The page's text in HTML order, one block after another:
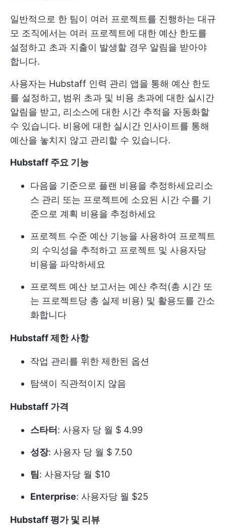
일반적으로 한 팀이 여러 프로젝트를 진행하는 대규
모 조직에서는 여러 프로젝트에 대한 예산 한도를
설정하고 초과 지출이 발생할 경우 알림을 받아야
합니다.
사용자는 Hubstaff 인력 관리 앱을 통해 예산 한도
를 설정하고, 범위 초과 및 비용 초과에 대한 실시간
알림을 받고, 리소스에 대한 시간 추적을 자동화할
수 있습니다. 비용에 대한 실시간 인사이트를 통해
예산을 놓치지 않고 관리할 수 있습니다.
Hubstaff 주요 기능
다음을 기준으로 플랜 비용을 추정하세요리소
스 관리 또는 프로젝트에 소요된 시간 수를 기
준으로 계획 비용을 추정하세요
프로젝트 수준 예산 기능을 사용하여 프로젝트
의 수익성을 추적하고 프로젝트 및 사용자당
비용을 파악하세요
프로젝트 예산 보고서는 예산 추적(총 시간 또
는 프로젝트당 총 실제 비용) 및 활용도를 간소
화합니다
Hubstaff 제한 사항
작업 관리를 위한 제한된 옵션
탐색이 직관적이지 않음
Hubstaff 가격
스타터 : 사용자 당 월 $ 4.99
성장: 사용자 당 월 $ 7.50
팀: 사용자당 월 $10
Enterprise: 사용자당 월 $25
Hubstaff 평가 및 리뷰